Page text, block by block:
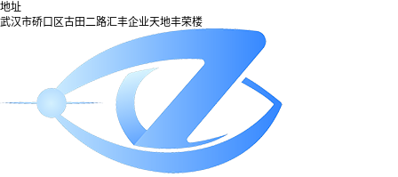
地址
武汉市硚口区古田二路汇丰企业天地丰荣楼